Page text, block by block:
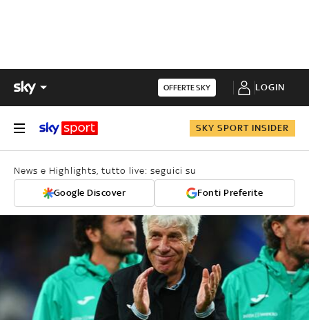
OFFERTE SKY LOGIN
SKY SPORT INSIDER
News e Highlights, tutto live: seguici su
Google Discover Fonti Preferite